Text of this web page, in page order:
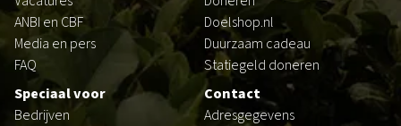
ANBI en CBF
Media en pers
FAQ
Doelshop.nl
Duurzaam cadeau
Statiegeld doneren
Speciaal voor
Bedrijven
Contact
Adresgegevens